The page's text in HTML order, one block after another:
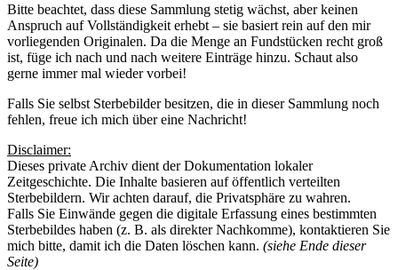
Bitte beachtet, dass diese Sammlung stetig wächst, aber keinen
Anspruch auf Vollständigkeit erhebt – sie basiert rein auf den mir
vorliegenden Originalen. Da die Menge an Fundstücken recht groß
ist, füge ich nach und nach weitere Einträge hinzu. Schaut also
gerne immer mal wieder vorbei!
Falls Sie selbst Sterbebilder besitzen, die in dieser Sammlung noch
fehlen, freue ich mich über eine Nachricht!
Disclaimer:
Dieses private Archiv dient der Dokumentation lokaler
Zeitgeschichte. Die Inhalte basieren auf öffentlich verteilten
Sterbebildern. Wir achten darauf, die Privatsphäre zu wahren.
Falls Sie Einwände gegen die digitale Erfassung eines bestimmten
Sterbebildes haben (z. B. als direkter Nachkomme), kontaktieren Sie
mich bitte, damit ich die Daten löschen kann. (siehe Ende dieser
Seite)